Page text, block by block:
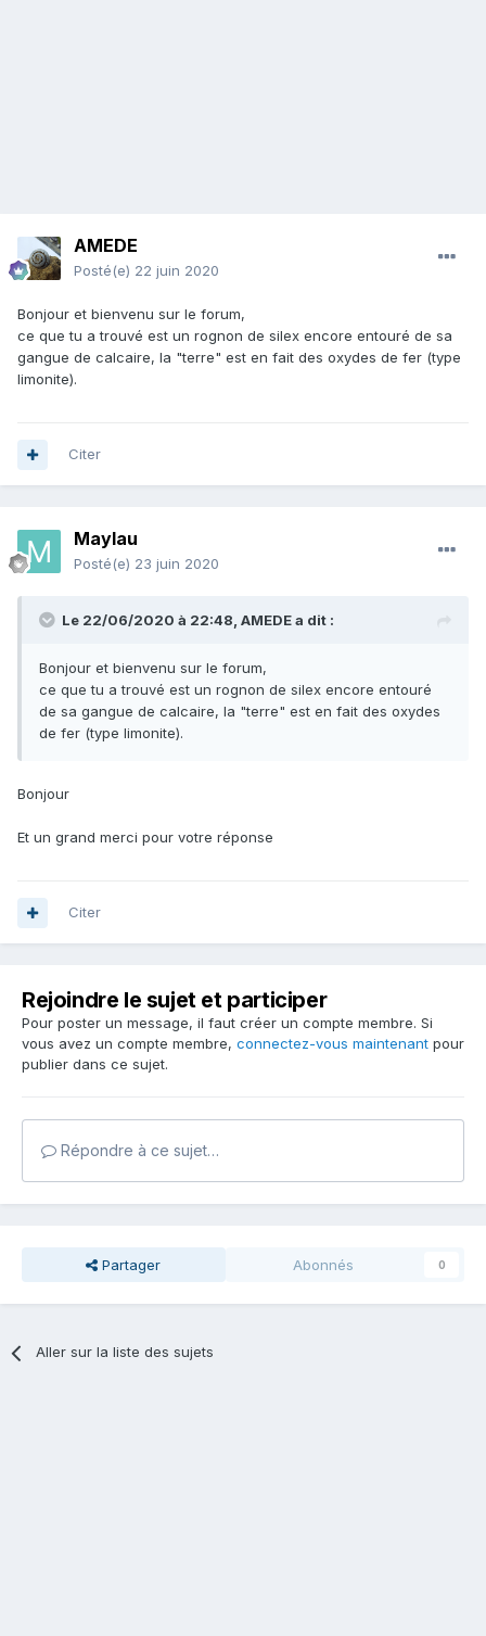
AMEDE
Posté(e) 22 juin 2020
Bonjour et bienvenu sur le forum,
ce que tu a trouvé est un rognon de silex encore entouré de sa
gangue de calcaire, la "terre" est en fait des oxydes de fer (type
limonite).
Citer
Maylau
Posté(e) 23 juin 2020
Le 22/06/2020 à 22:48, AMEDEa dit :
Bonjour et bienvenu sur le forum,
ce que tu a trouvé est un rognon de silex encore entouré
de sa gangue de calcaire, la "terre" est en fait des oxydes
de fer (type limonite).
Bonjour
Et un grand merci pour votre réponse
Citer
Rejoindre le sujet et participer
Pour poster un message, il faut créer un compte membre. Si
vous avez un compte membre, connectez-vous maintenant pour
publier dans ce sujet.
Répondre à ce sujet…
Partager Abonnés 0
Aller sur la liste des sujets